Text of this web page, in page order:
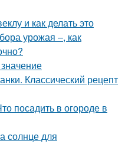
и как делать это
урожая –, как
Классический рецепт
посадить в огороде в
солнце для